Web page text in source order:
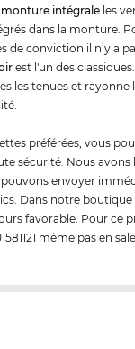
monture intégrale les
dans la monture.
de conviction il n’y a
est l'un des
les tenues et rayonne
préférées, vous
sécurité. Nous avons
envoyer
Dans notre
favorable. Pour ce
même pas en